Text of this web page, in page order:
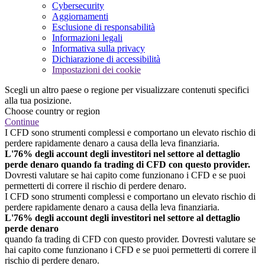
Cybersecurity
Aggiornamenti
Esclusione di responsabilità
Informazioni legali
Informativa sulla privacy
Dichiarazione di accessibilità
Impostazioni dei cookie
Scegli un altro paese o regione per visualizzare contenuti specifici
alla tua posizione.
Choose country or region
Continue
I CFD sono strumenti complessi e comportano un elevato rischio di
perdere rapidamente denaro a causa della leva finanziaria.
L'76% degli account degli investitori nel settore al dettaglio
perde denaro quando fa trading di CFD con questo provider.
Dovresti valutare se hai capito come funzionano i CFD e se puoi
permetterti di correre il rischio di perdere denaro.
I CFD sono strumenti complessi e comportano un elevato rischio di
perdere rapidamente denaro a causa della leva finanziaria.
L'76% degli account degli investitori nel settore al dettaglio
perde denaro
quando fa trading di CFD con questo provider. Dovresti valutare se
hai capito come funzionano i CFD e se puoi permetterti di correre il
rischio di perdere denaro.